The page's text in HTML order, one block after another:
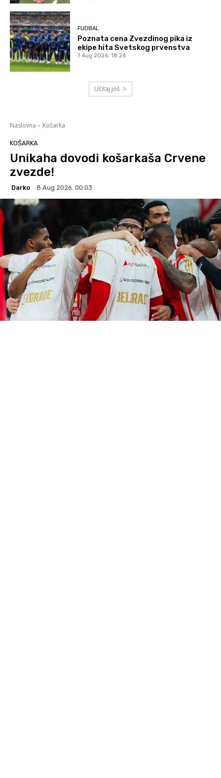
FUDBAL
Poznata cena Zvezdinog pika iz
ekipe hita Svetskog prvenstva
7 Aug 2026. 18:26
Učitaj još